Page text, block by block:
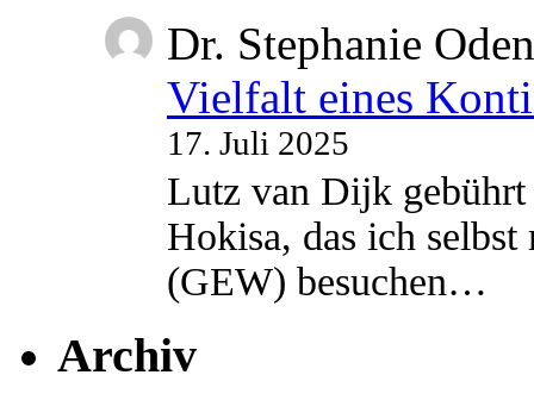
Dr. Stephanie
Vielfalt eines
17. Juli 2025
Lutz van Dijk
Hokisa, das ich
(GEW) besuchen…
Archiv